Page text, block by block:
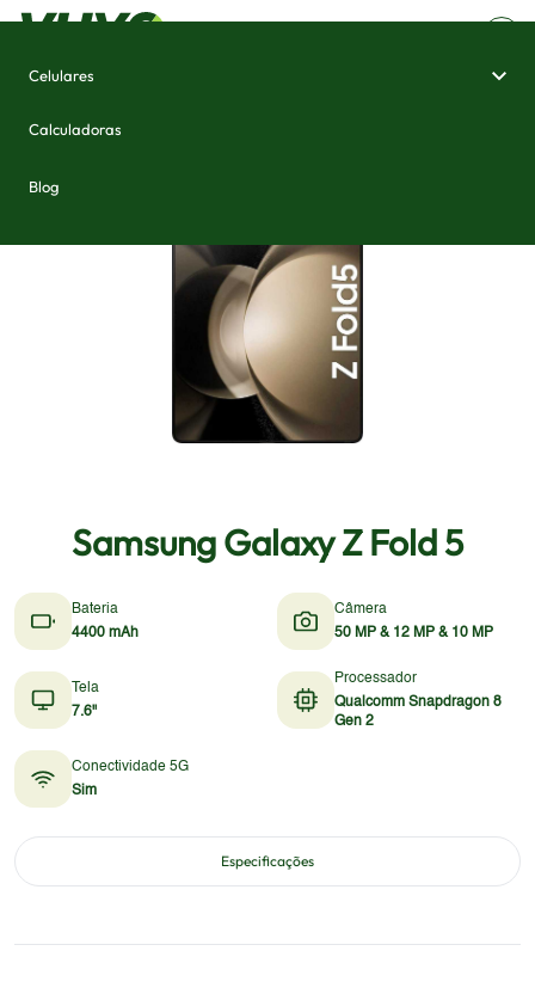
Celulares
Calculadoras
Blog
Samsung Galaxy Z Fold 5
Bateria
4400 mAh
Câmera
50 MP & 12 MP & 10 MP
Tela
7.6"
Processador
Qualcomm Snapdragon 8
Gen 2
Conectividade 5G
Sim
Especificações